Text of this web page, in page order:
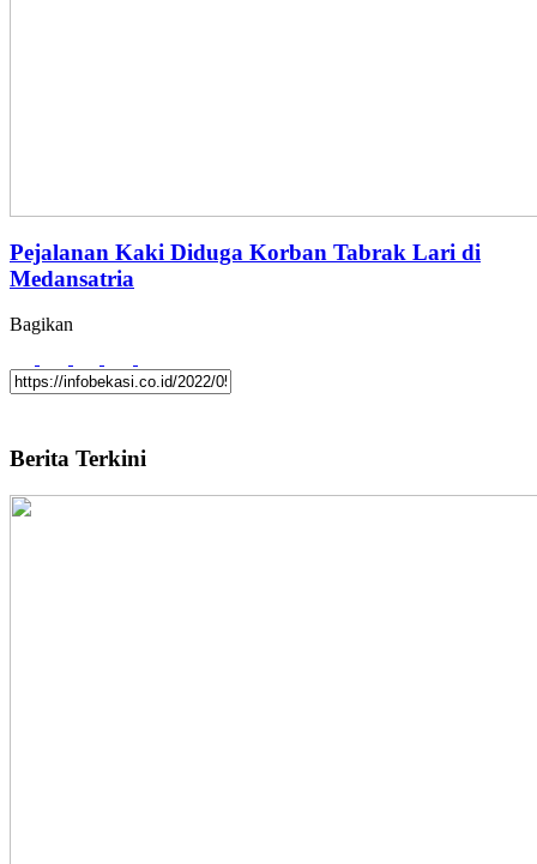
Pejalanan Kaki Diduga Korban Tabrak Lari di
Medansatria
Bagikan
Berita Terkini